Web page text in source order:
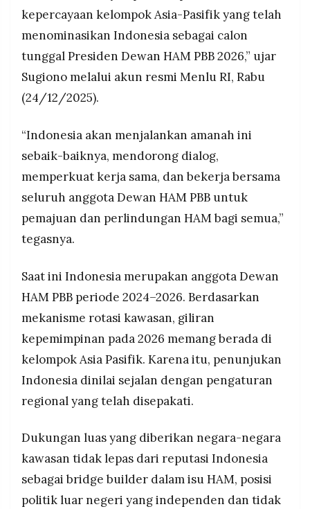
kepercayaan kelompok Asia-Pasifik yang telah
menominasikan Indonesia sebagai calon
tunggal Presiden Dewan HAM PBB 2026,” ujar
Sugiono melalui akun resmi Menlu RI, Rabu
(24/12/2025).
“Indonesia akan menjalankan amanah ini
sebaik-baiknya, mendorong dialog,
memperkuat kerja sama, dan bekerja bersama
seluruh anggota Dewan HAM PBB untuk
pemajuan dan perlindungan HAM bagi semua,”
tegasnya.
Saat ini Indonesia merupakan anggota Dewan
HAM PBB periode 2024–2026. Berdasarkan
mekanisme rotasi kawasan, giliran
kepemimpinan pada 2026 memang berada di
kelompok Asia Pasifik. Karena itu, penunjukan
Indonesia dinilai sejalan dengan pengaturan
regional yang telah disepakati.
Dukungan luas yang diberikan negara-negara
kawasan tidak lepas dari reputasi Indonesia
sebagai bridge builder dalam isu HAM, posisi
politik luar negeri yang independen dan tidak